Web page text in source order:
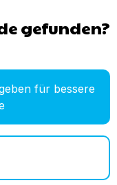
gefunden?
für bessere